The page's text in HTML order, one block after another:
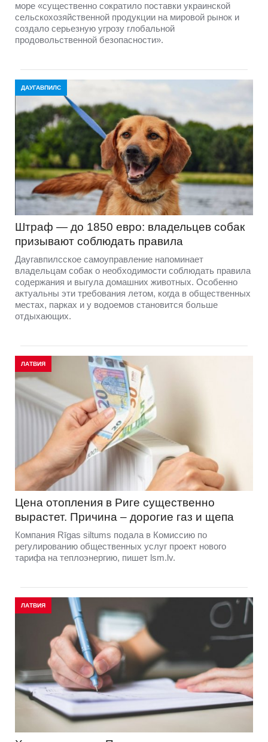
море «существенно сократило поставки украинской
сельскохозяйственной продукции на мировой рынок и
создало серьезную угрозу глобальной
продовольственной безопасности».
ДАУГАВПИЛС
Штраф — до 1850 евро: владельцев собак
призывают соблюдать правила
Даугавпилсское самоуправление напоминает
владельцам собак о необходимости соблюдать правила
содержания и выгула домашних животных. Особенно
актуальны эти требования летом, когда в общественных
местах, парках и у водоемов становится больше
отдыхающих.
ЛАТВИЯ
Цена отопления в Риге существенно
вырастет. Причина – дорогие газ и щепа
Компания Rīgas siltums подала в Комиссию по
регулированию общественных услуг проект нового
тарифа на теплоэнергию, пишет lsm.lv.
ЛАТВИЯ